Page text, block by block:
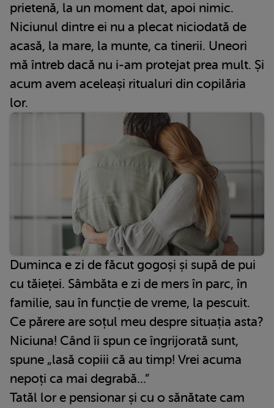
prietenă, la un moment dat, apoi nimic.
Niciunul dintre ei nu a plecat niciodată de
acasă, la mare, la munte, ca tinerii. Uneori
mă întreb dacă nu i-am protejat prea mult. Și
acum avem aceleași ritualuri din copilăria
lor.
Duminca e zi de făcut gogoși și supă de pui
cu tăieței. Sâmbăta e zi de mers în parc, în
familie, sau în funcție de vreme, la pescuit.
Ce părere are soțul meu despre situația asta?
Niciuna! Când îi spun ce îngrijorată sunt,
spune „lasă copiii că au timp! Vrei acuma
nepoți ca mai degrabă...”
Tatăl lor e pensionar și cu o sănătate cam